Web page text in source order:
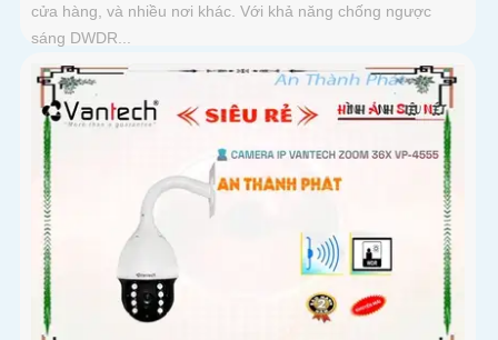
cửa hàng, và nhiều nơi khác. Với khả năng chống ngược
sáng DWDR...